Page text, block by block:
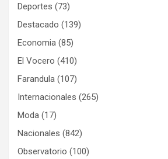
Deportes (73)
Destacado (139)
Economia (85)
El Vocero (410)
Farandula (107)
Internacionales (265)
Moda (17)
Nacionales (842)
Observatorio (100)